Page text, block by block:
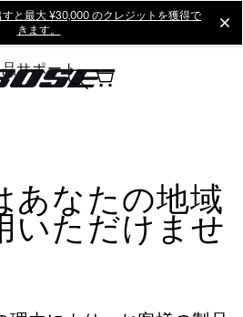
すと最大 ¥30,000 のクレジットを獲得で
きます。
サポート
あなたの地域
いただけませ